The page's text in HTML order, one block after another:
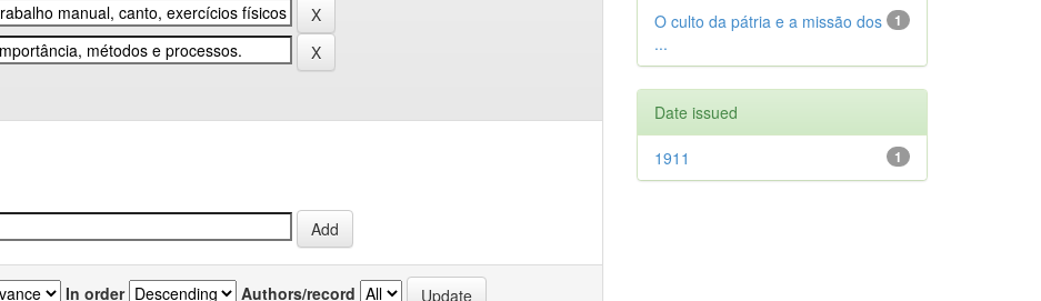
In order Authors/record
1
O culto da pátria e a missão dos
...
Date issued
1
1911